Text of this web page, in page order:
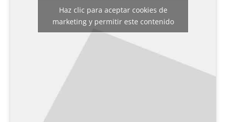
Haz clic para aceptar cookies de
marketing y permitir este contenido